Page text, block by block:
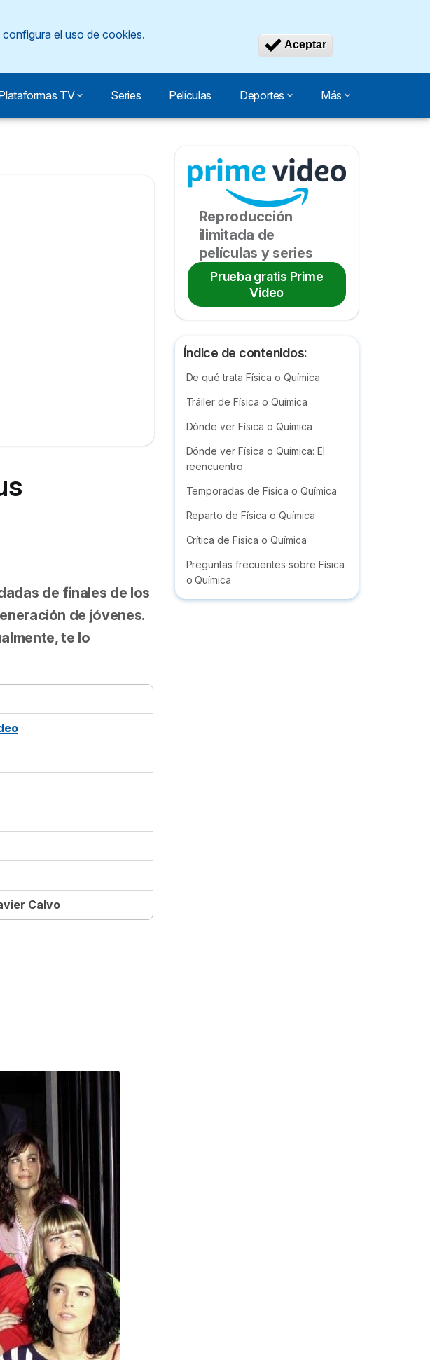
el uso de cookies.
Aceptar
TV Series Películas Deportes Más
de finales de los
de jóvenes.
te lo
Calvo
Reproducción
ilimitada de
películas y series
Prueba gratis Prime
Video
Índice de contenidos:
De qué trata Física o Química
Tráiler de Física o Química
Dónde ver Física o Química
Dónde ver Física o Química: El
reencuentro
Temporadas de Física o Química
Reparto de Física o Química
Crítica de Física o Química
Preguntas frecuentes sobre Física
o Química